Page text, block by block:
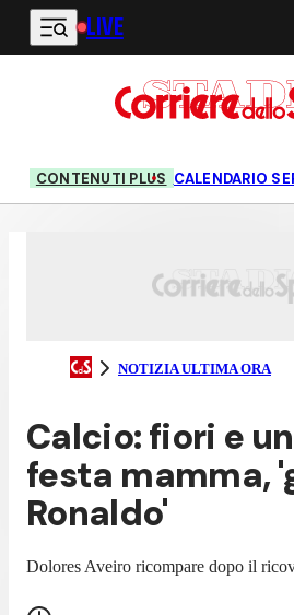
Vai al contenuto principale
LIVE
CONTENUTI PLUS CALENDARIO
NOTIZIA ULTIMA ORA
Calcio: fiori e
festa mamma,
Ronaldo'
Dolores Aveiro ricompare dopo il